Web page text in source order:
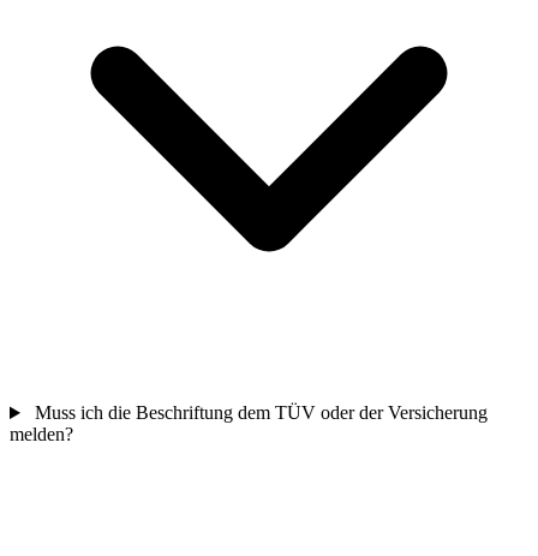
Muss ich die Beschriftung dem TÜV oder der Versicherung
melden?